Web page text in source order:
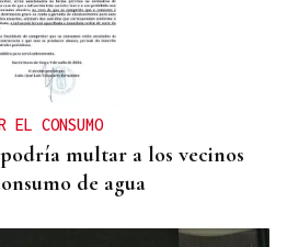
del Narcotráfico” de
no cumplir con la Ley de
EL CONSUMO
multar a los vecinos
de agua